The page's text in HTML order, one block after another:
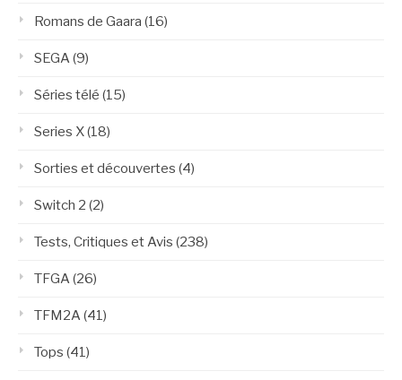
Romans de Gaara (16)
SEGA(9)
Séries télé (15)
Series X(18)
Sorties et découvertes (4)
Switch 2 (2)
Tests, Critiques et Avis (238)
TFGA(26)
TFM2A(41)
Tops (41)